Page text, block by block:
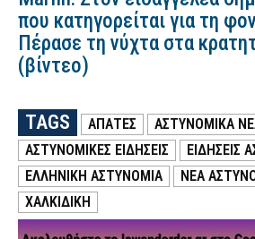
που κατηγορείται για τη
Πέρασε τη νύχτα στα
(βίντεο)
TAGS ΑΠΑΤΕΣ
ΑΣΤΥΝΟΜΙΚΑ
ΑΣΤΥΝΟΜΙΚΕΣ ΕΙΔΗΣΕΙΣ
ΕΙΔΗΣΕΙΣ
ΕΛΛΗΝΙΚΗ ΑΣΤΥΝΟΜΙΑ
ΝΕΑ
ΧΑΛΚΙΔΙΚΗ